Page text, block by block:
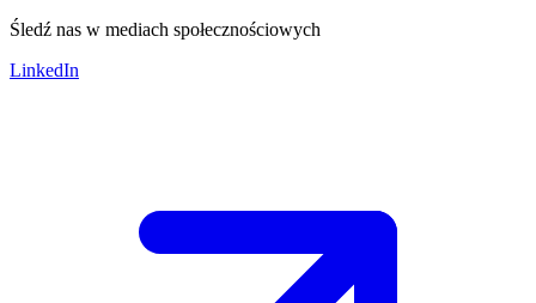
Śledź nas w mediach społecznościowych
LinkedIn